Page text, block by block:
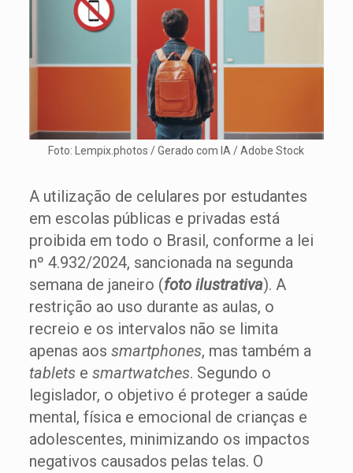
Foto: Lempix.photos / Gerado com IA / Adobe Stock
A utilização de celulares por estudantes
em escolas públicas e privadas está
proibida em todo o Brasil, conforme a lei
nº 4.932/2024, sancionada na segunda
semana de janeiro (foto ilustrativa). A
restrição ao uso durante as aulas, o
recreio e os intervalos não se limita
apenas aos smartphones, mas também a
tablets e smartwatches. Segundo o
legislador, o objetivo é proteger a saúde
mental, física e emocional de crianças e
adolescentes, minimizando os impactos
negativos causados pelas telas. O